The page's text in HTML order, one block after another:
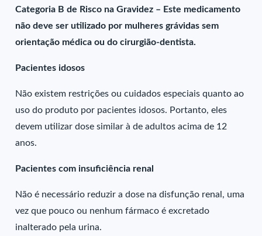
Categoria B de Risco na Gravidez – Este medicamento
não deve ser utilizado por mulheres grávidas sem
orientação médica ou do cirurgião-dentista.
Pacientes idosos
Não existem restrições ou cuidados especiais quanto ao
uso do produto por pacientes idosos. Portanto, eles
devem utilizar dose similar à de adultos acima de 12
anos.
Pacientes com insuficiência renal
Não é necessário reduzir a dose na disfunção renal, uma
vez que pouco ou nenhum fármaco é excretado
inalterado pela urina.